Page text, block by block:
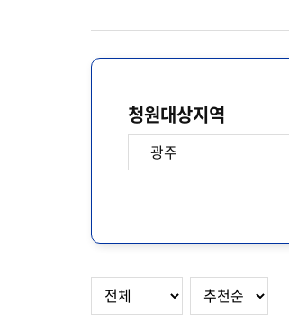
청원대상지역